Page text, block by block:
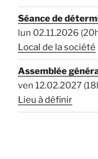
Séance de
lun 02.11.2026
Local de la société
Assemblée
ven 12.02.2027
Lieu à définir